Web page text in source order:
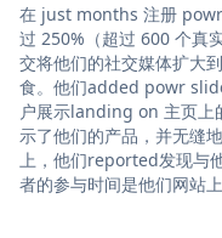
在 just months 注册
过 250%（超过 600 个真
交将他们的社交媒体扩大
食。他们added powr
户展示landing on 主页上
示了他们的产品，并无缝
上，他们reported发现与
者的参与时间是他们网站